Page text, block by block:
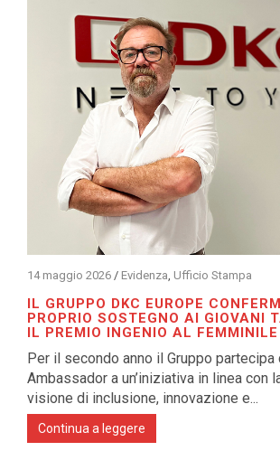
14 maggio 2026 / Evidenza Ufficio Stampa
IL GRUPPO DKC EUROPE
PROPRIO SOSTEGNO AI GIOVANI
IL PREMIO INGENIO AL
Per il secondo anno il Gruppo
Ambassador a un’iniziativa in linea con
visione di inclusione, innovazione e...
Continua a leggere